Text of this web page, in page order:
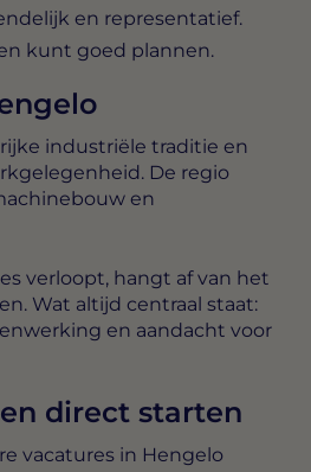
en representatief.
kunt goed plannen.
industriële traditie en
De regio
en
verloopt, hangt af van het
Wat altijd centraal staat:
en aandacht voor
direct starten
vacatures in Hengelo